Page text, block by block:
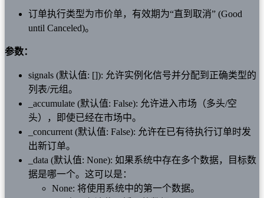
订单执行类型为市价单，有效期为“直到取消” (Good
until Canceled)。
参数：
signals (默认值: []): 允许实例化信号并分配到正确类型的
列表/元组。
_accumulate (默认值: False): 允许进入市场（多头/空
头），即使已经在市场中。
_concurrent (默认值: False): 允许在已有待执行订单时发
出新订单。
_data (默认值: None): 如果系统中存在多个数据，目标数
据是哪一个。这可以是：
None: 将使用系统中的第一个数据。